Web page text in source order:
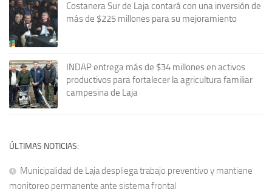
Costanera Sur de Laja contará con una inversión de
más de $225 millones para su mejoramiento
INDAP entrega más de $34 millones en activos
productivos para fortalecer la agricultura familiar
campesina de Laja
ÚLTIMAS NOTICIAS:
Municipalidad de Laja despliega trabajo preventivo y mantiene
monitoreo permanente ante sistema frontal